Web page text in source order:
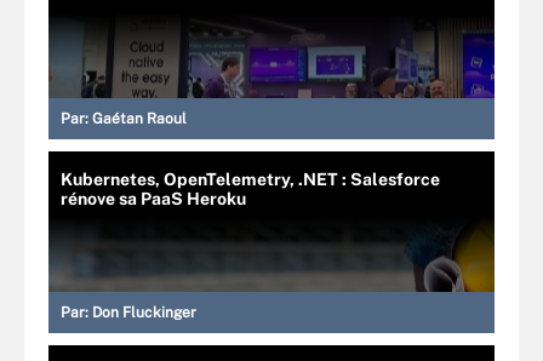
Par: Gaétan Raoul
Kubernetes, OpenTelemetry, .NET : Salesforce
rénove sa PaaS Heroku
Par: Don Fluckinger